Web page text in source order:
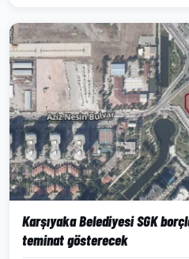
Karşıyaka Belediyesi SGK
teminat gösterecek